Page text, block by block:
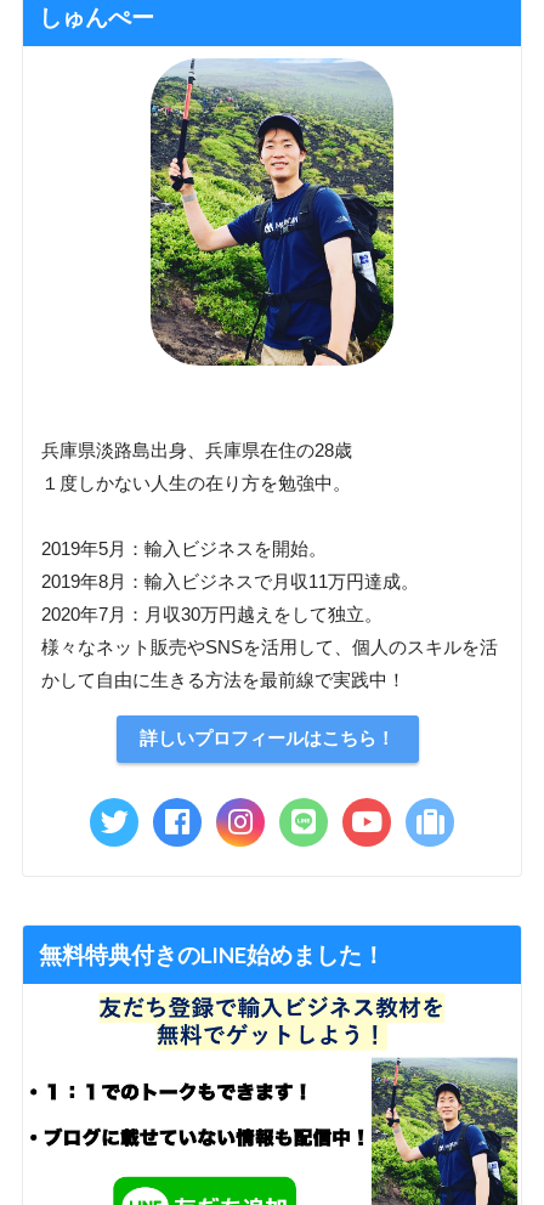
しゅんぺー
兵庫県淡路島出身、兵庫県在住の28歳
１度しかない人生の在り方を勉強中。
2019年5月：輸入ビジネスを開始。
2019年8月：輸入ビジネスで月収11万円達成。
2020年7月：月収30万円越えをして独立。
様々なネット販売やSNSを活用して、個人のスキルを活
かして自由に生きる方法を最前線で実践中！
詳しいプロフィールはこちら！
無料特典付きのLINE始めました！